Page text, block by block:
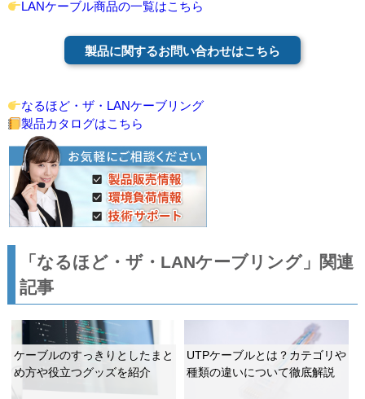
LANケーブル商品の一覧はこちら
製品に関するお問い合わせはこちら
なるほど・ザ・LANケーブリング
製品カタログはこちら
「なるほど・ザ・LANケーブリング」関連
記事
ケーブルのすっきりとしたまと
め方や役立つグッズを紹介
UTPケーブルとは？カテゴリや
種類の違いについて徹底解説